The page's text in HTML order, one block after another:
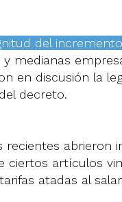
del incremento
medianas
en discusión la
decreto.
recientes abrieron
ciertos artículos
atadas al